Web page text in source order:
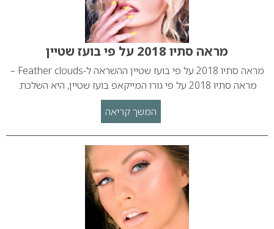
מראה סתיו 2018 על פי בועז שטיין
מראה סתיו 2018 על פי בועז שטיין ההשראה ל-Feather clouds –
מראה סתיו 2018 על פי גורו המייקאפ בועז שטיין, היא השלכת.
המשך קריאה